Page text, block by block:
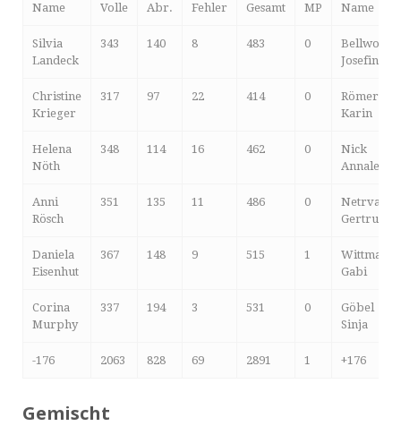
Name Volle Abr. Fehler Gesamt MP Name
Silvia
Landeck
343 140 8 483 0
Bellwood
Josefine
Christine
Krieger
317 97 22 414 0
Römer
Karin
Helena
Nöth
348 114 16 462 0
Nick
Annalena
Anni
Rösch
351 135 11 486 0
Netrval
Gertrud
Daniela
Eisenhut
367 148 9 515 1
Wittmann
Gabi
Corina
Murphy
337 194 3 531 0
Göbel
Sinja
-176 2063 828 69 2891 1 +176
Gemischt